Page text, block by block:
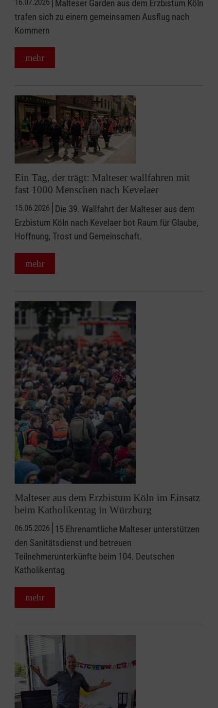
Malteser Garden aus dem Erzbistum Köln
trafen sich zu einem gemeinsamen Ausflug nach
Kommern
mehr
Ein Tag, der trägt: Malteser wallfahren mit
fast 1000 Menschen nach Kevelaer
15.06.2026 Die 39. Wallfahrt der Malteser aus dem
Erzbistum Köln nach Kevelaer bot Raum für Glaube,
Hoffnung, Trost und Gemeinschaft.
mehr
Malteser aus dem Erzbistum Köln im Einsatz
beim Katholikentag in Würzburg
06.05.2026 15 Ehrenamtliche Malteser unterstützen
den Sanitätsdienst und betreuen
Teilnehmerunterkünfte beim 104. Deutschen
Katholikentag
mehr